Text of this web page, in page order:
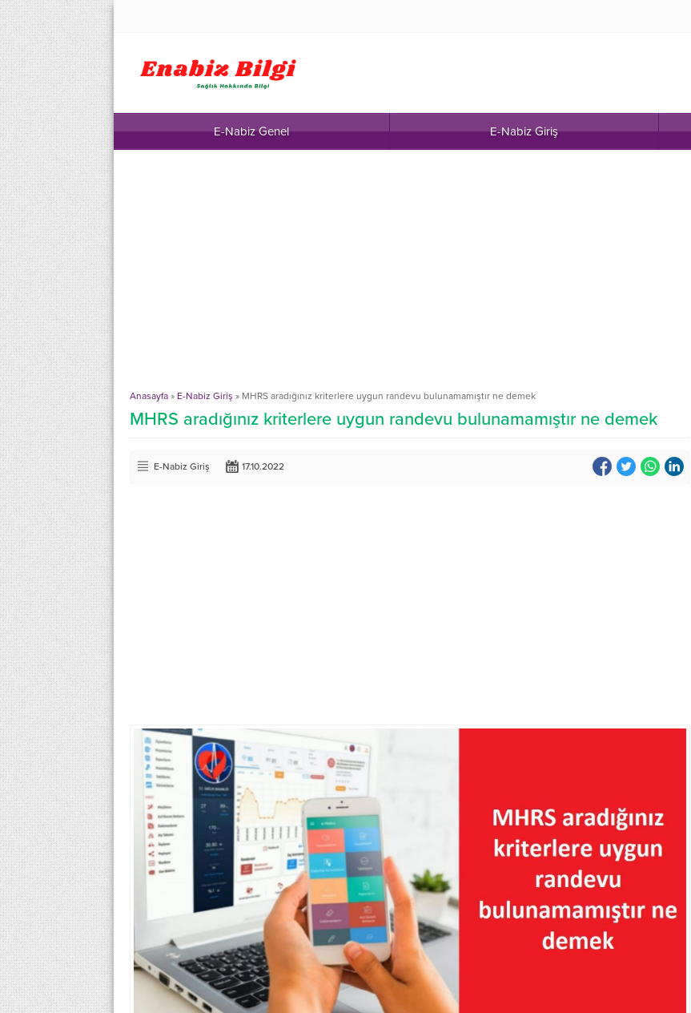
E-Nabiz Genel E-Nabiz Giriş
Anasayfa » E-Nabiz Giriş » MHRS aradığınız kriterlere uygun randevu bulunamamıştır ne demek
MHRS aradığınız kriterlere uygun randevu bulunamamıştır ne demek
E-Nabiz Giriş 17.10.2022